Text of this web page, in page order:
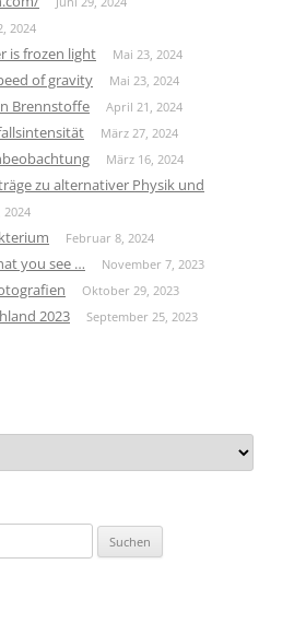
2024
is frozen light Mai 23, 2024
of gravity Mai 23, 2024
Brennstoffe April 21, 2024
März 27, 2024
März 16, 2024
zu alternativer Physik und
2024
Februar 8, 2024
you see … November 7, 2023
Oktober 29, 2023
2023 September 25, 2023